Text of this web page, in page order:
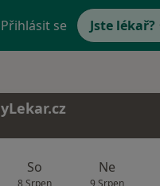
Přihlásit se Jste lékař?
So Ne